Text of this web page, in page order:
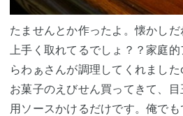
たませんとか作ったよ。懐かしだ
上手く取れてるでしょ？？家庭
らわぁさんが調理してくれまし
お菓子のえびせん買ってきて、
用ソースかけるだけです。俺でも